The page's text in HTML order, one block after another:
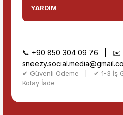
YARDIM
📞 +90 850 304 09 76 | ✉️
✔ Güvenli Ödeme | ✔ 1-3 İş
Kolay İade